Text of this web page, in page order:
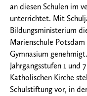
an diesen Schulen im
unterrichtet. Mit
Bildungsministerium
Marienschule
Gymnasium
Jahrgangsstufen 1 und
Katholischen Kirche
Schulstiftung vor, in